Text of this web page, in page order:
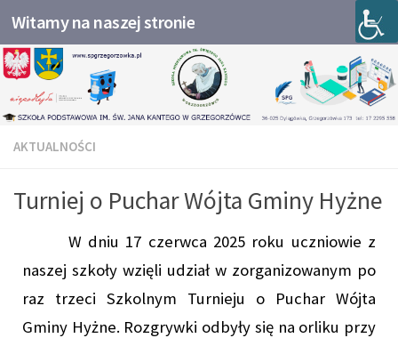
Przejdź do treści
Witamy na naszej stronie
AKTUALNOŚCI
Turniej o Puchar Wójta Gminy Hyżne
W dniu 17 czerwca 2025 roku uczniowie z
naszej szkoły wzięli udział w zorganizowanym po
raz trzeci Szkolnym Turnieju o Puchar Wójta
Gminy Hyżne. Rozgrywki odbyły się na orliku przy